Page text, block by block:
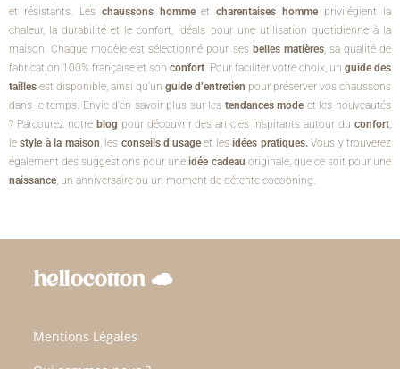
et résistants. Les chaussons hommeetcharentaises homme privilégient la
chaleur, la durabilité et le confort, idéals pour une utilisation quotidienne à la
maison. Chaque modèle est sélectionné pour ses belles matières, sa qualité de
fabrication 100% française et son confort . Pour faciliter votre choix, un guide des
tailles est disponible, ainsi qu’un guide d’entretien pour préserver vos chaussons
dans le temps. Envie d’en savoir plus sur les tendances mode et les nouveautés
? Parcourez notre blog pour découvrir des articles inspirants autour duconfort
lestyle à la maison , les conseils d’usage et lesidées pratiques.Vous y trouverez
également des suggestions pour uneidée cadeau originale, que ce soit pour une
naissance , un anniversaire ou un moment de détente cocooning.
Mentions Légales